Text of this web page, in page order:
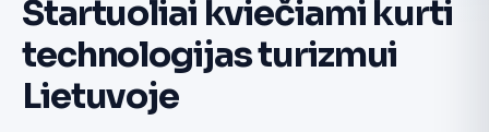
Startuoliai kviečiami kurti
technologijas turizmui
Lietuvoje